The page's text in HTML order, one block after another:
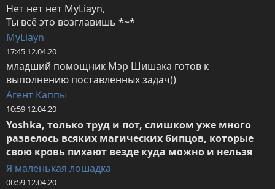
Нет нет нет MyLiayn,
Ты всё это возглавишь *~*
MyLiayn
17:45 12.04.20
младший помощник Мэр Шишака готов к
выполнению поставленных задач))
Агент Каппы
10:59 12.04.20
Yoshka, только труд и пот, слишком уже много
развелось всяких магических бипцов, которые
свою кровь пихают везде куда можно и нельзя
Я маленькая лошадка
00:59 12.04.20